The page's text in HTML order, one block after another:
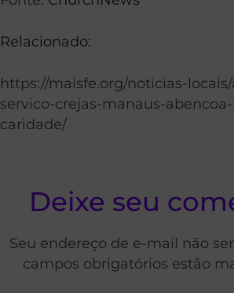
Relacionado:
https://maisfe.org/noticias-
servico-crejas-manaus-
caridade/
Deixe seu
Seu endereço de e-mail não
campos obrigatórios estão